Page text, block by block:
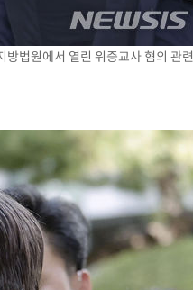
법원에서 열린 위증교사 혐의 관련